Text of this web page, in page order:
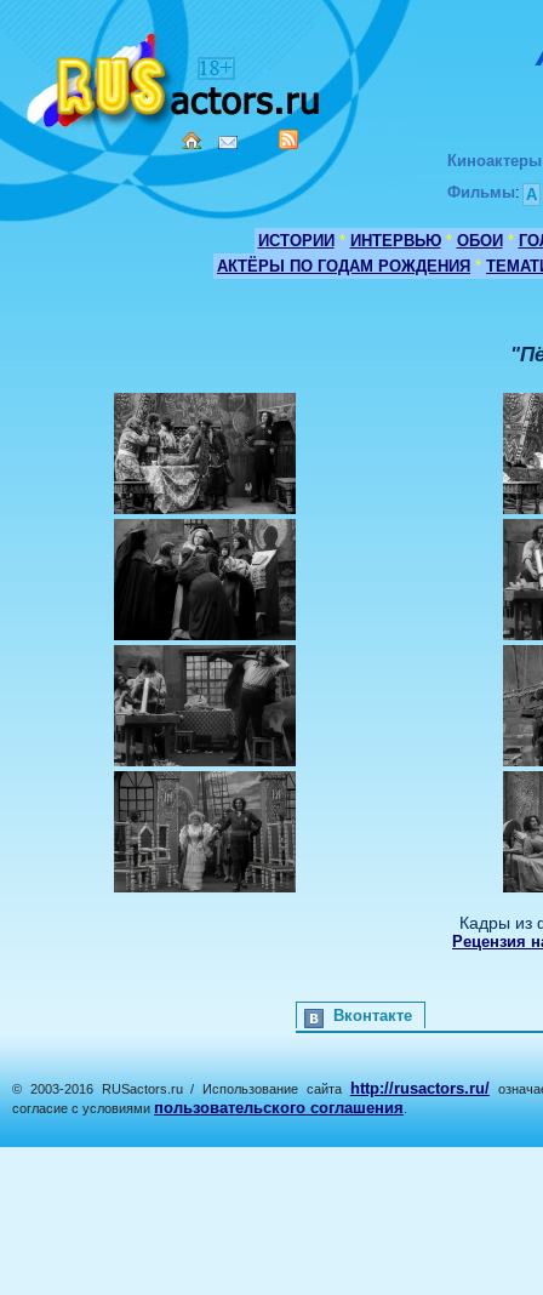
Киноактеры
Фильмы: А
ИСТОРИИ * ИНТЕРВЬЮ * ОБОИ *
АКТЁРЫ ПО ГОДАМ РОЖДЕНИЯ *
Кадры из
Рецензия
Вконтакте
© 2003-2016 RUSactors.ru / Использование сайта http://rusactors.ru/
согласие с условиями пользовательского соглашения